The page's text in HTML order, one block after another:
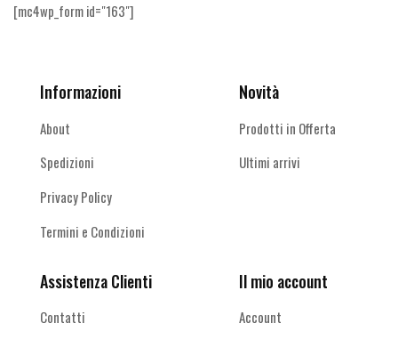
[mc4wp_form id="163"]
Informazioni
About
Spedizioni
Privacy Policy
Termini e Condizioni
Novità
Prodotti in Offerta
Ultimi arrivi
Assistenza Clienti
Contatti
Il mio account
Account